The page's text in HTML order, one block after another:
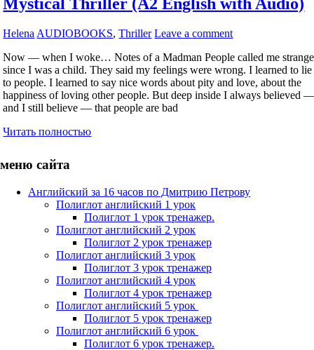
Helena AUDIOBOOKS,Thriller Leave a comment
Now — when I woke… Notes of a Madman People called me strange
since I was a child. They said my feelings were wrong. I learned to lie
to people. I learned to say nice words about pity and love, about the
happiness of loving other people. But deep inside I always believed
and I still believe — that people are bad
Читать полностью
меню сайта
Английский за 16 часов по Дмитрию Петрову
Полиглот английский 1 урок
Полиглот 1 урок тренажер.
Полиглот английский 2 урок
Полиглот 2 урок тренажер
Полиглот английский 3 урок
Полиглот 3 урок тренажер
Полиглот английский 4 урок
Полиглот 4 урок тренажер
Полиглот английский 5 урок
Полиглот 5 урок тренажер
Полиглот английский 6 урок
Полиглот 6 урок тренажер.